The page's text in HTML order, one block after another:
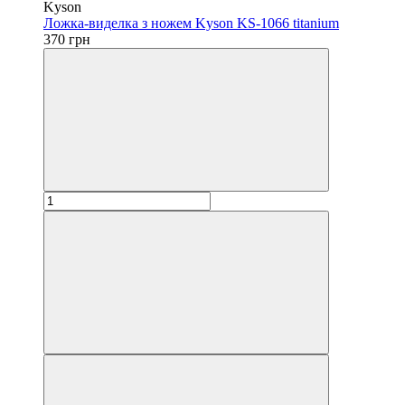
Kyson
Ложка-виделка з ножем Kyson KS-1066 titanium
370 грн